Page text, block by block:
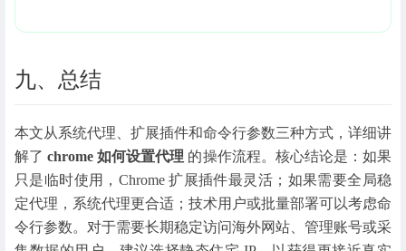
九、总结
本文从系统代理、扩展插件和命令行参数三种方式，详细讲
解了chrome 如何设置代理 的操作流程。核心结论是：如果
只是临时使用，Chrome 扩展插件最灵活；如果需要全局稳
定代理，系统代理更合适；技术用户或批量部署可以考虑命
令行参数。对于需要长期稳定访问海外网站、管理账号或采